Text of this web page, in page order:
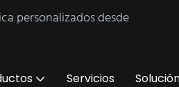
personalizados desde
Servicios